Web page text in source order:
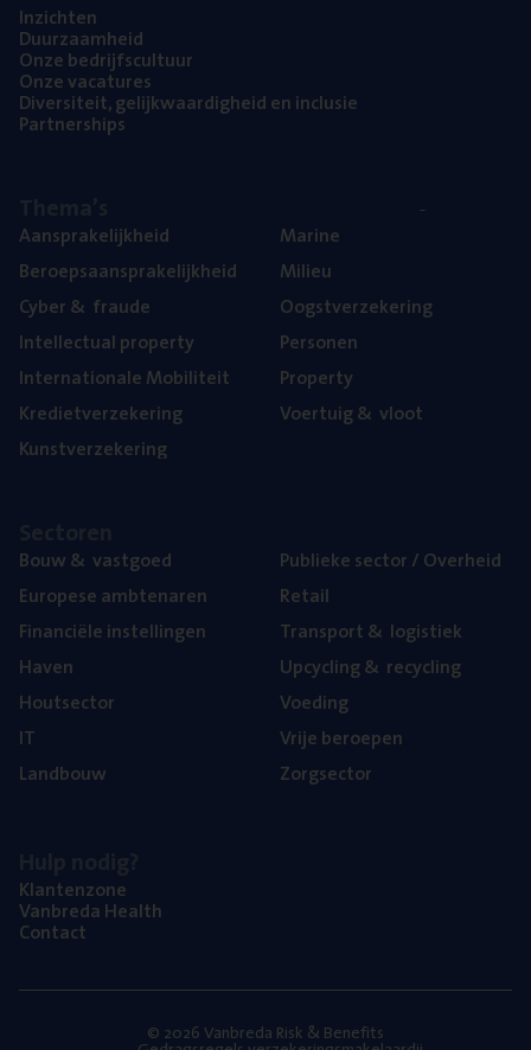
Inzich­ten
Duur­zaam­heid
Onze bedrijfs­cul­tuur
Onze vaca­tu­res
Diver­si­teit, gelijk­waar­dig­heid en inclusie
Part­ner­ships
Aan­spra­ke­lijk­heid
Beroeps­aan­spra­ke­lijk­heid
Cyber& fraude
Intel­lec­tu­al property
Inter­na­ti­o­na­le Mobiliteit
Kre­diet­ver­ze­ke­ring
Kunst­ver­ze­ke­ring
Mari­ne
Mili­eu
Oogst­ver­ze­ke­ring
Per­so­nen
Pro­per­ty
Voer­tuig& vloot
Bouw& vastgoed
Euro­pe­se ambtenaren
Finan­ci­ë­le instellingen
Haven
Hout­sec­tor
IT
Land­bouw
Publie­ke sec­tor / Overheid
Retail
Trans­port& logistiek
Upcy­cling& recycling
Voe­ding
Vrije beroe­pen
Zorg­sec­tor
Klan­ten­zo­ne
Van­b­re­da Health
Con­tact
© 2026 Vanbreda Risk & Benefits